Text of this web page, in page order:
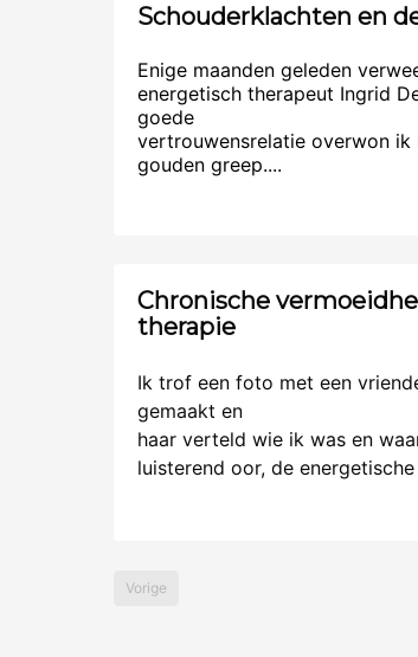
Schouderklachten en
Enige maanden geleden
energetisch therapeut Ingrid
goede
vertrouwensrelatie overwon ik
gouden greep....
Chronische
therapie
Ik trof een foto met een
gemaakt en
haar verteld wie ik was en
luisterend oor, de
Vorige